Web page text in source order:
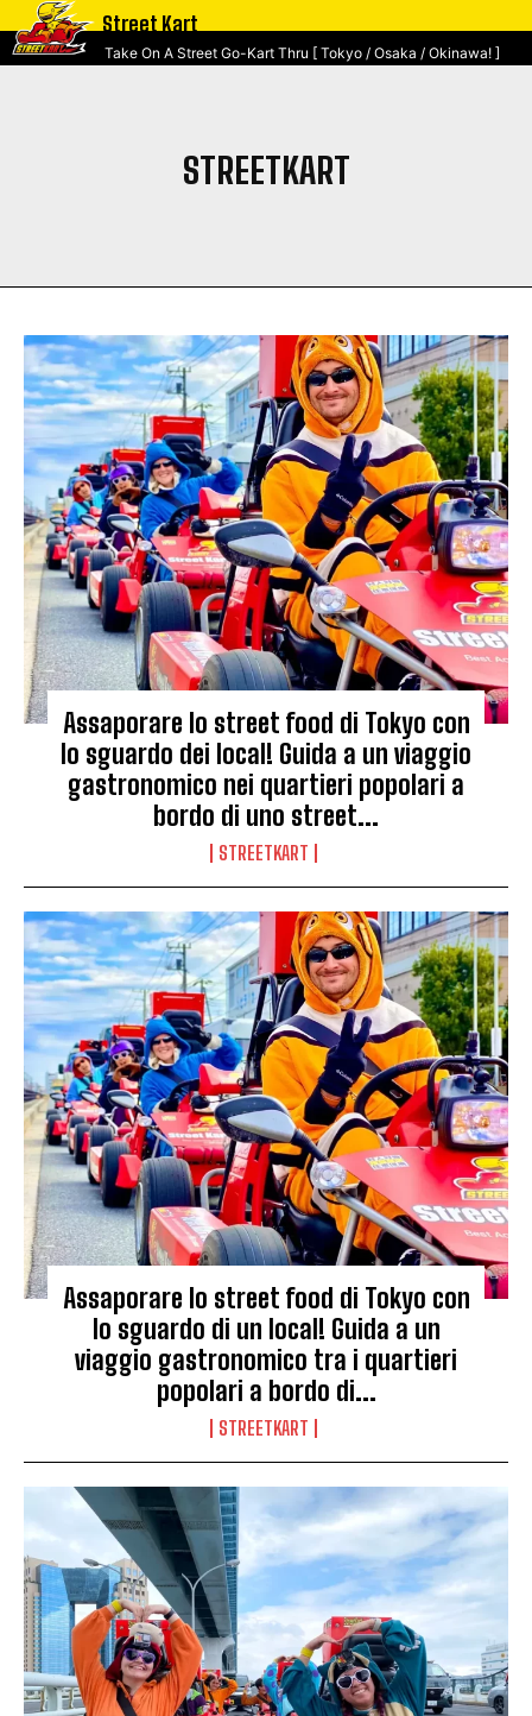
Street Kart
Take On A Street Go-Kart Thru [ Tokyo / Osaka / Okinawa! ]
STREETKART
Assaporare lo street food di Tokyo con
lo sguardo dei local! Guida a un viaggio
gastronomico nei quartieri popolari a
bordo di uno street...
STREETKART
Assaporare lo street food di Tokyo con
lo sguardo di un local! Guida a un
viaggio gastronomico tra i quartieri
popolari a bordo di...
STREETKART